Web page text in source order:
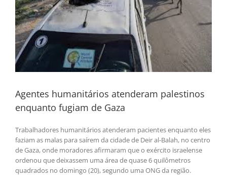
Agentes humanitários atenderam palestinos
enquanto fugiam de Gaza
Trabalhadores humanitários atenderam pacientes enquanto eles
faziam as malas para saírem da cidade de Deir al-Balah, no centro
de Gaza, onde moradores afirmaram que o exército israelense
ordenou que deixassem uma área de quase 6 quilômetros
quadrados no domingo (20), segundo uma ONG da região.